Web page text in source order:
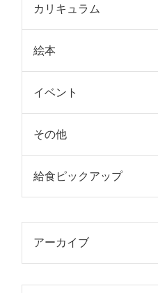
カリキュラム
絵本
イベント
その他
給食ピックアップ
アーカイブ